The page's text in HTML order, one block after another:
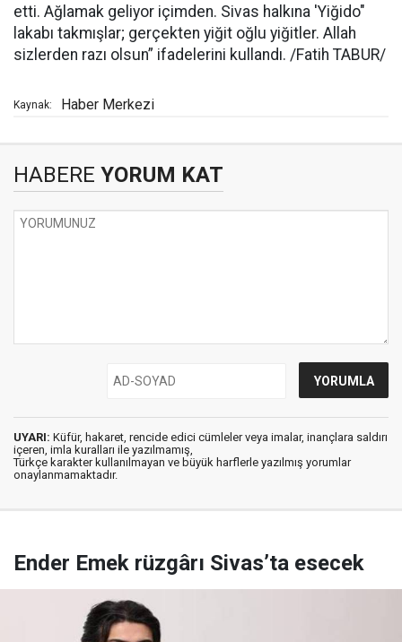
etti. Ağlamak geliyor içimden. Sivas halkına 'Yiğido"
lakabı takmışlar; gerçekten yiğit oğlu yiğitler. Allah
sizlerden razı olsun” ifadelerini kullandı. /Fatih TABUR/
Kaynak: Haber Merkezi
HABERE YORUM KAT
UYARI: Küfür, hakaret, rencide edici cümleler veya imalar, inançlara saldırı
içeren, imla kuralları ile yazılmamış,
Türkçe karakter kullanılmayan ve büyük harflerle yazılmış yorumlar
onaylanmamaktadır.
Ender Emek rüzgârı Sivas’ta esecek